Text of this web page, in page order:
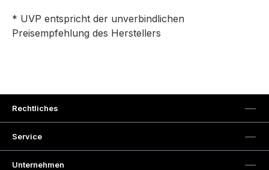
* UVP entspricht der unverbindlichen
Preisempfehlung des Herstellers
Rechtliches
Service
Unternehmen